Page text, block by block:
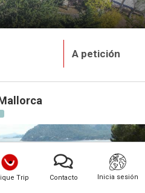
Trip Contacto Inicia sesión
A petición